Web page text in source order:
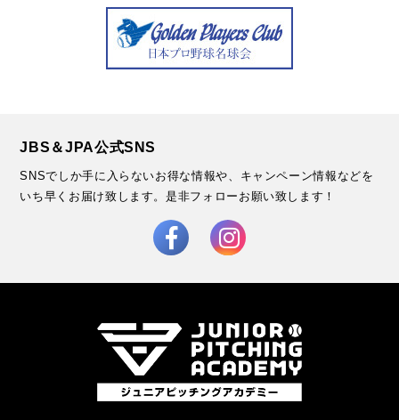
JBS＆JPA公式SNS
SNSでしか手に入らないお得な情報や、キャンペーン情報などを
いち早くお届け致します。是非フォローお願い致します！